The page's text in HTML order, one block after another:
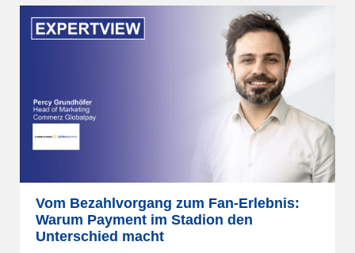
Vom Bezahlvorgang zum Fan-Erlebnis:
Warum Payment im Stadion den
Unterschied macht